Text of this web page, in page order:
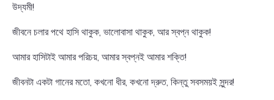
উদ্যমী!
জীবনে চলার পথে হাসি থাকুক, ভালোবাসা থাকুক, আর স্বপ্ন থাকুক!
আমার হাসিটাই আমার পরিচয়, আমার স্বপ্নই আমার শক্তি!
জীবনটা একটা গানের মতো, কখনো ধীর, কখনো দ্রুত, কিন্তু সবসময়ই সুন্দর!